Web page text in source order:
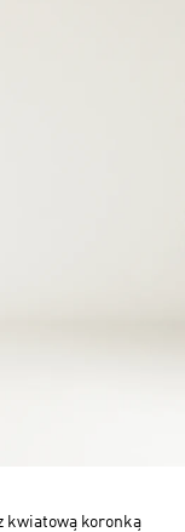
kwiatową koronką